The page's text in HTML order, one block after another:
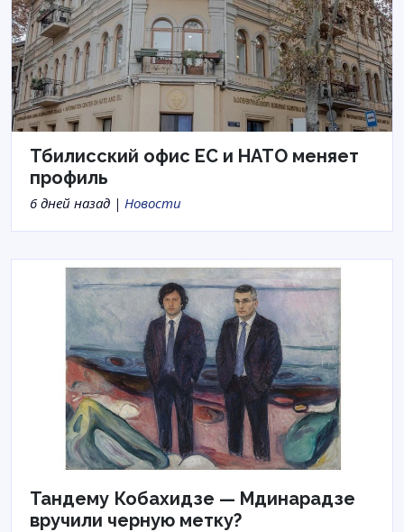
Тбилисский офис ЕС и НАТО меняет
профиль
6 дней назад | Новости
Тандему Кобахидзе — Мдинарадзе
вручили черную метку?